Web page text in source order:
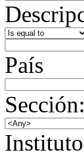
País
Sección:
Instituto